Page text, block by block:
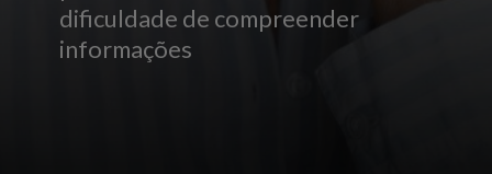
dificuldade de compreender
informações